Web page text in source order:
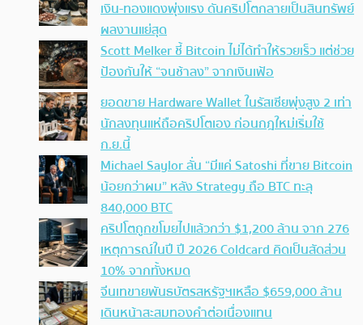
เงิน-ทองแดงพุ่งแรง ดันคริปโตกลายเป็นสินทรัพย์
ผลงานแย่สุด
Scott Melker ชี้ Bitcoin ไม่ได้ทำให้รวยเร็ว แต่ช่วย
ป้องกันให้ “จนช้าลง” จากเงินเฟ้อ
ยอดขาย Hardware Wallet ในรัสเซียพุ่งสูง 2 เท่า
นักลงทุนแห่ถือคริปโตเอง ก่อนกฎใหม่เริ่มใช้
ก.ย.นี้
Michael Saylor ลั่น “มีแค่ Satoshi ที่ขาย Bitcoin
น้อยกว่าผม” หลัง Strategy ถือ BTC ทะลุ
840,000 BTC
คริปโตถูกขโมยไปแล้วกว่า $1,200 ล้าน จาก 276
เหตุการณ์ในปี ปี 2026 Coldcard คิดเป็นสัดส่วน
10% จากทั้งหมด
จีนเทขายพันธบัตรสหรัฐฯเหลือ $659,000 ล้าน
เดินหน้าสะสมทองคำต่อเนื่องแทน